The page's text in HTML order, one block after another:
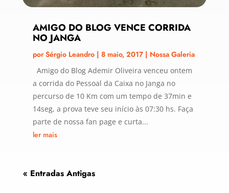
AMIGO DO BLOG VENCE CORRIDA
NO JANGA
porSérgio Leandro| 8 maio, 2017| Nossa Galeria
Amigo do Blog Ademir Oliveira venceu ontem
a corrida do Pessoal da Caixa no Janga no
percurso de 10 Km com um tempo de 37min e
14seg, a prova teve seu início às 07:30 hs. Faça
parte de nossa fan page e curta...
ler mais
« Entradas Antigas